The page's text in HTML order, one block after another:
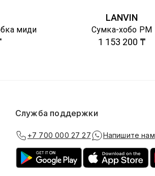
миди
LANVIN
Сумка-хобо PM
1 153 200 ₸
Служба поддержки
+7 700 000 27 27 Напишите нам